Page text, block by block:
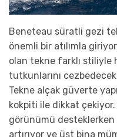
Beneteau süratli gezi
önemli bir atılımla
olan tekne farklı stiliyle
tutkunlarını
Tekne alçak güverte
kokpiti ile dikkat
görünümü
artırıyor ve üst bina